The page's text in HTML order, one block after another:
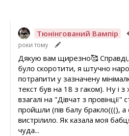
Тюнінгований Вампір
роки тому
Дякую вам щирезно🥰
було скоротити, я штучно
потрапити у зазначену
текст був на 18 з гаком). Ну і
взагалі на "Дівчат з провінції"
пройшли (пів балу бракло(((),
вистрілило. Як казала моя
чуда...